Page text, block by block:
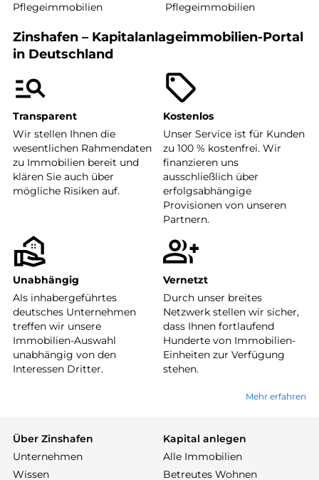
Pflegeimmobilien
Pflegeimmobilien
Zinshafen – Kapitalanlageimmobilien-Portal
in Deutschland
Transparent
Wir stellen Ihnen die
wesentlichen Rahmendaten
zu Immobilien bereit und
klären Sie auch über
mögliche Risiken auf.
Kostenlos
Unser Service ist für Kunden
zu 100 % kostenfrei. Wir
finanzieren uns
ausschließlich über
erfolgsabhängige
Provisionen von unseren
Partnern.
Unabhängig
Als inhabergeführtes
deutsches Unternehmen
treffen wir unsere
Immobilien-Auswahl
unabhängig von den
Interessen Dritter.
Vernetzt
Durch unser breites
Netzwerk stellen wir sicher,
dass Ihnen fortlaufend
Hunderte von Immobilien-
Einheiten zur Verfügung
stehen.
Mehr erfahren
Über Zinshafen
Unternehmen
Wissen
Kapital anlegen
Alle Immobilien
Betreutes Wohnen